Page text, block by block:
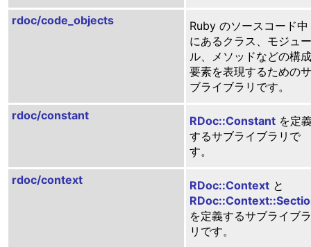
rdoc/code_objects
Ruby のソースコード中
にあるクラス、モジュー
ル、メソッドなどの構成
要素を表現するためのサ
ブライブラリです。
rdoc/constant RDoc::Constantを定
するサブライブラリで
す。
rdoc/context RDoc::Contextと
を定義するサブライブラ
リです。